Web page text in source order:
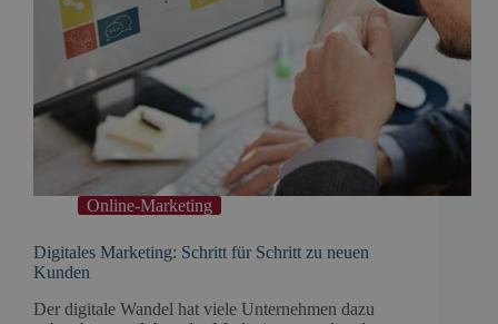
Online-Marketing
Digitales Marketing: Schritt für Schritt zu neuen
Kunden
Der digitale Wandel hat viele Unternehmen dazu